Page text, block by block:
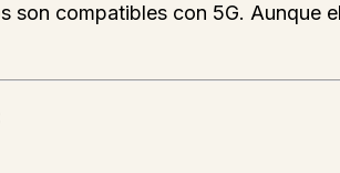
compatibles con 5G. Aunque